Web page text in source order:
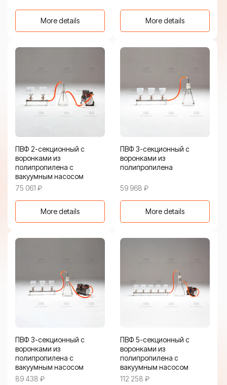
More details More details
ПВФ 2-секционный с
воронками из
полипропилена с
вакуумным насосом
75 061 ₽
More details
ПВФ 3-секционный с
воронками из
полипропилена
59 968 ₽
More details
ПВФ 3-секционный с
воронками из
полипропилена с
вакуумным насосом
89 438 ₽
ПВФ 5-секционный с
воронками из
полипропилена с
вакуумным насосом
112 258 ₽